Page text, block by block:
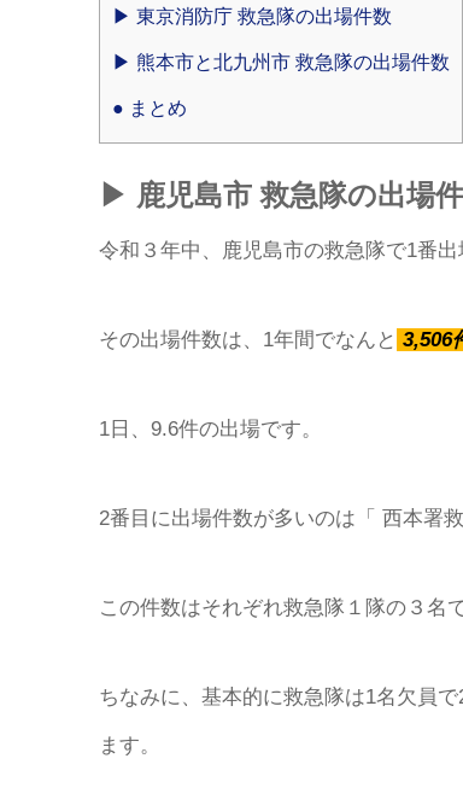
▶︎ 東京消防庁 救急隊の出場件数
▶︎ 熊本市と北九州市 救急隊の出場件数
● まとめ
▶︎ 鹿児島市 救急隊の出場
令和３年中、鹿児島市の救急隊で1番出
その出場件数は、1年間でなんと 3,506
1日、9.6件の出場です。
2番目に出場件数が多いのは「 西本署
この件数はそれぞれ救急隊１隊の３名
ちなみに、基本的に救急隊は1名欠員
ます。